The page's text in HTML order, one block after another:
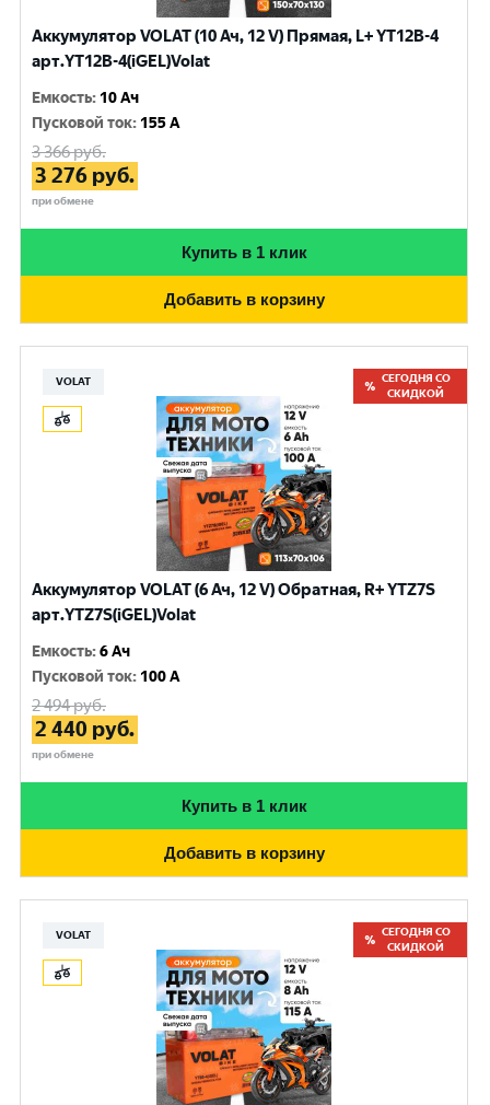
Аккумулятор VOLAT (10 Ач, 12 V) Прямая, L+ YT12B-4
арт.YT12B-4(iGEL)Volat
Емкость: 10 Ач
Пусковой ток: 155 A
3 366руб.
3 276 руб.
при обмене
Купить в 1 клик
Добавить в корзину
VOLAT
СЕГОДНЯ СО
СКИДКОЙ
Аккумулятор VOLAT (6 Ач, 12 V) Обратная, R+ YTZ7S
арт.YTZ7S(iGEL)Volat
Емкость:6 Ач
Пусковой ток: 100 A
2 494руб.
2 440 руб.
при обмене
Купить в 1 клик
Добавить в корзину
VOLAT
СЕГОДНЯ СО
СКИДКОЙ